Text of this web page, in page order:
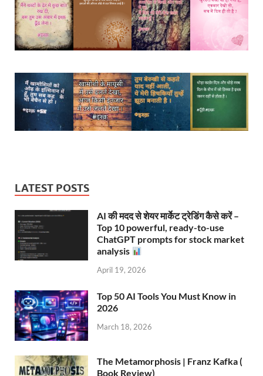
LATEST POSTS
AI की मदद से शेयर मार्केट ट्रेडिंग कैसे करें –
Top 10 powerful, ready-to-use
ChatGPT prompts for stock market
analysis
April 19, 2026
Top 50 AI Tools You Must Know in
2026
March 18, 2026
The Metamorphosis | Franz Kafka (
Book Review)